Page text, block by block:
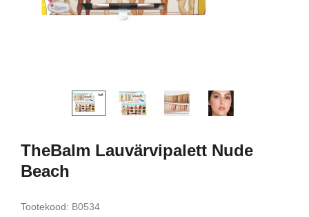
TheBalm Lauvärvipalett Nude
Beach
Tootekood: B0534
Exfoliating Set